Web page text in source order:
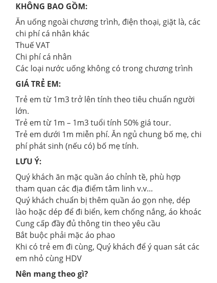
KHÔNG BAO GỒM:
Ăn uống ngoài chương trình, điện thoại, giặt là, các
chi phí cá nhân khác
Thuế VAT
Chi phí cá nhân
Các loại nước uống không có trong chương trình
GIÁ TRẺ EM:
Trẻ em từ 1m3 trở lên tính theo tiêu chuẩn người
lớn.
Trẻ em từ 1m – 1m3 tuổi tính 50% giá tour.
Trẻ em dưới 1m miễn phí. Ăn ngủ chung bố mẹ, chi
phí phát sinh (nếu có) bố mẹ tính.
LƯU Ý:
Quý khách ăn mặc quần áo chỉnh tề, phù hợp
tham quan các địa điểm tâm linh v.v…
Quý khách chuẩn bị thêm quần áo gọn nhẹ, dép
lào hoặc dép để đi biển, kem chống nắng, áo khoác
Cung cấp đầy đủ thông tin theo yêu cầu
Bắt buộc phải mặc áo phao
Khi có trẻ em đi cùng, Quý khách để ý quan sát các
em nhỏ cùng HDV
Nên mang theo gì?